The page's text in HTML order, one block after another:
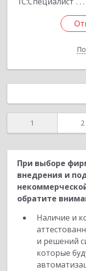
1 2
При выборе
внедрения и
обратите
Наличие и
и решений
которые